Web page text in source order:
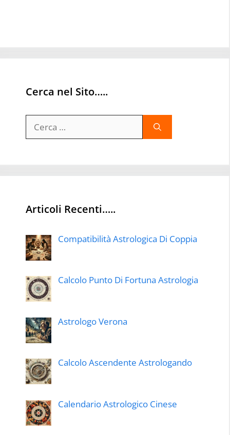
Cerca nel Sito…..
per:
Articoli Recenti…..
Compatibilità Astrologica Di Coppia
Calcolo Punto Di Fortuna Astrologia
Astrologo Verona
Calcolo Ascendente Astrologando
Calendario Astrologico Cinese